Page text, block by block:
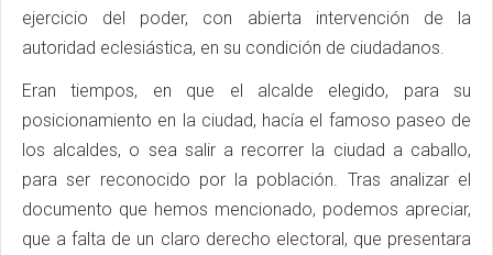
ejercicio del poder, con abierta intervención de la
autoridad eclesiástica, en su condición de ciudadanos.
Eran tiempos, en que el alcalde elegido, para su
posicionamiento en la ciudad, hacía el famoso paseo de
los alcaldes, o sea salir a recorrer la ciudad a caballo,
para ser reconocido por la población. Tras analizar el
documento que hemos mencionado, podemos apreciar,
que a falta de un claro derecho electoral, que presentara